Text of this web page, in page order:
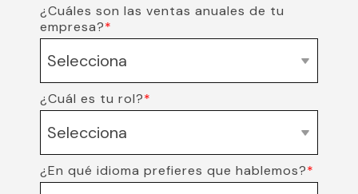
¿Cuáles son las ventas anuales de tu
empresa?*
¿Cuál es tu rol?*
¿En qué idioma prefieres que hablemos?*